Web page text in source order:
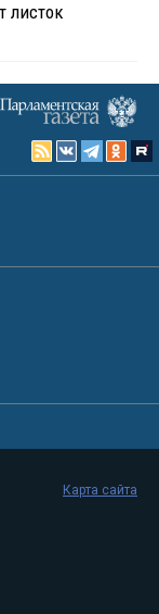
листок
Карта сайта